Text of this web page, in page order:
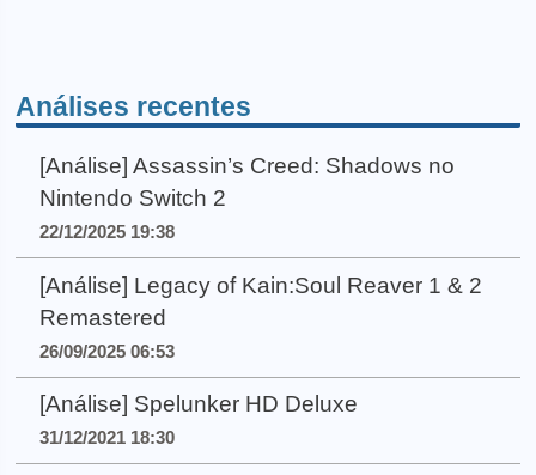
Análises recentes
[Análise] Assassin’s Creed: Shadows no
Nintendo Switch 2
22/12/2025 19:38
[Análise] Legacy of Kain:Soul Reaver 1 & 2
Remastered
26/09/2025 06:53
[Análise] Spelunker HD Deluxe
31/12/2021 18:30